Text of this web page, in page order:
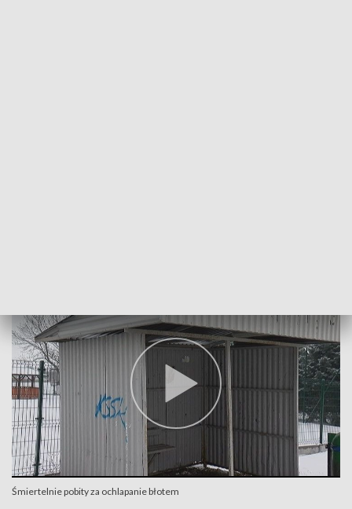
Śmiertelnie pobity za ochlapanie błotem